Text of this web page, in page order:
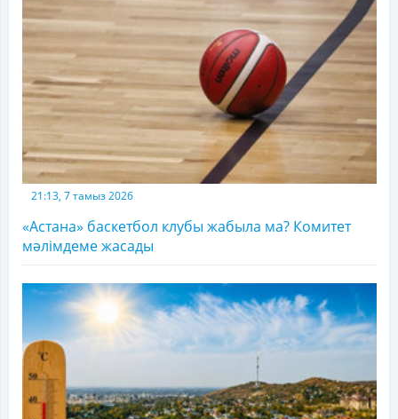
21:13, 7 тамыз 2026
«Астана» баскетбол клубы жабыла ма? Комитет
мәлімдеме жасады